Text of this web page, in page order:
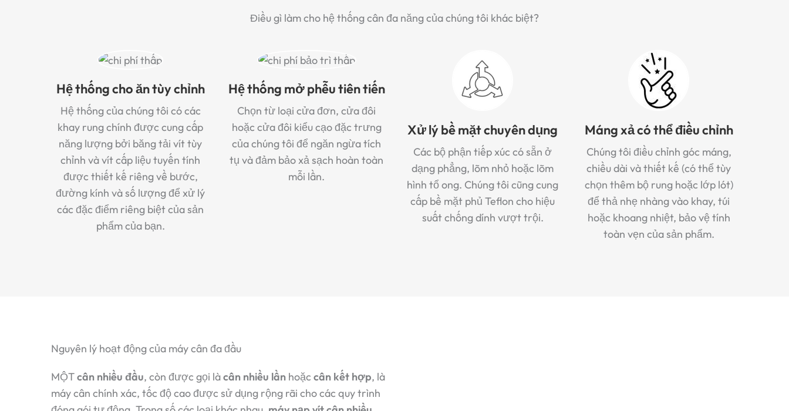
Điều gì làm cho hệ thống cân đa năng của chúng tôi khác biệt?
Hệ thống cho ăn tùy chỉnh
Hệ thống của chúng tôi có các
khay rung chính được cung cấp
năng lượng bởi băng tải vít tùy
chỉnh và vít cấp liệu tuyến tính
được thiết kế riêng về bước,
đường kính và số lượng để xử lý
các đặc điểm riêng biệt của sản
phẩm của bạn.
Hệ thống mở phễu tiên tiến
Chọn từ loại cửa đơn, cửa đôi
hoặc cửa đôi kiểu cạo đặc trưng
của chúng tôi để ngăn ngừa tích
tụ và đảm bảo xả sạch hoàn toàn
mỗi lần.
Xử lý bề mặt chuyên dụng
Các bộ phận tiếp xúc có sẵn ở
dạng phẳng, lõm nhỏ hoặc lõm
hình tổ ong. Chúng tôi cũng cung
cấp bề mặt phủ Teflon cho hiệu
suất chống dính vượt trội.
Máng xả có thể điều chỉnh
Chúng tôi điều chỉnh góc máng,
chiều dài và thiết kế (có thể tùy
chọn thêm bộ rung hoặc lớp lót)
để thả nhẹ nhàng vào khay, túi
hoặc khoang nhiệt, bảo vệ tính
toàn vẹn của sản phẩm.
Nguyên lý hoạt động của máy cân đa đầu
MỘTcân nhiều đầu, còn được gọi làcân nhiều lần hoặc cân kết hợp, là
máy cân chính xác, tốc độ cao được sử dụng rộng rãi cho các quy trình